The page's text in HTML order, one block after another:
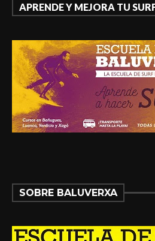
APRENDE Y MEJORA TU
SOBRE BALUVERXA